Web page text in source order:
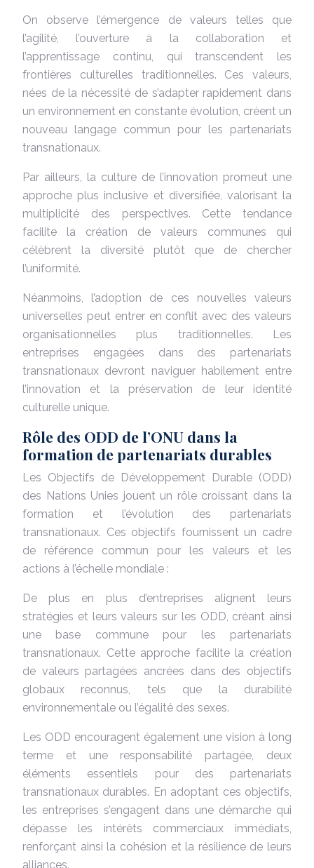
On observe l’émergence de valeurs telles que
l’agilité, l’ouverture à la collaboration et
l’apprentissage continu, qui transcendent les
frontières culturelles traditionnelles. Ces valeurs,
nées de la nécessité de s’adapter rapidement dans
un environnement en constante évolution, créent un
nouveau langage commun pour les partenariats
transnationaux.
Par ailleurs, la culture de l’innovation promeut une
approche plus inclusive et diversifiée, valorisant la
multiplicité des perspectives. Cette tendance
facilite la création de valeurs communes qui
célèbrent la diversité plutôt que de chercher
l’uniformité.
Néanmoins, l’adoption de ces nouvelles valeurs
universelles peut entrer en conflit avec des valeurs
organisationnelles plus traditionnelles. Les
entreprises engagées dans des partenariats
transnationaux devront naviguer habilement entre
l’innovation et la préservation de leur identité
culturelle unique.
Rôle des ODD de l’ONU dans la
formation de partenariats durables
Les Objectifs de Développement Durable (ODD)
des Nations Unies jouent un rôle croissant dans la
formation et l’évolution des partenariats
transnationaux. Ces objectifs fournissent un cadre
de référence commun pour les valeurs et les
actions à l’échelle mondiale :
De plus en plus d’entreprises alignent leurs
stratégies et leurs valeurs sur les ODD, créant ainsi
une base commune pour les partenariats
transnationaux. Cette approche facilite la création
de valeurs partagées ancrées dans des objectifs
globaux reconnus, tels que la durabilité
environnementale ou l’égalité des sexes.
Les ODD encouragent également une vision à long
terme et une responsabilité partagée, deux
éléments essentiels pour des partenariats
transnationaux durables. En adoptant ces objectifs,
les entreprises s’engagent dans une démarche qui
dépasse les intérêts commerciaux immédiats,
renforçant ainsi la cohésion et la résilience de leurs
alliances.